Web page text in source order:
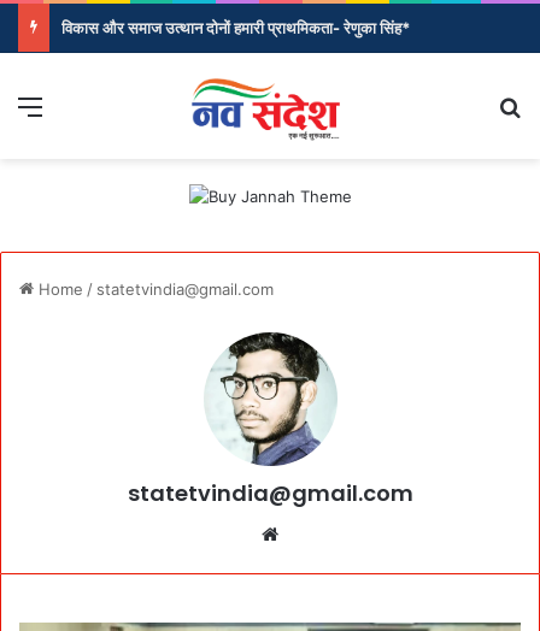
विकास और समाज उत्थान दोनों हमारी प्राथमिकता- रेणुका सिंह*
Menu
Home / statetvindia@gmail.com
statetvindia@gmail.com